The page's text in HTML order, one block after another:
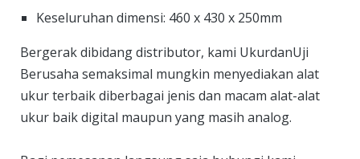
Keseluruhan dimensi: 460 x 430 x 250mm
Bergerak dibidang distributor, kami UkurdanUji
Berusaha semaksimal mungkin menyediakan alat
ukur terbaik diberbagai jenis dan macam alat-alat
ukur baik digital maupun yang masih analog.